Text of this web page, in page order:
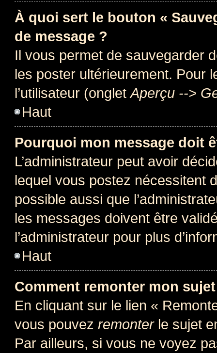
À quoi sert le bouton «
de message ?
Il vous permet de sauvegarder
les poster ultérieurement. Pour
l’utilisateur (onglet Aperçu -->
Haut
Pourquoi mon message doit
L’administrateur peut avoir
lequel vous postez nécessitent
possible aussi que
les messages doivent être
l’administrateur pour plus
Haut
Comment remonter mon
En cliquant sur le lien «
vous pouvez remonterle sujet
Par ailleurs, si vous ne voyez